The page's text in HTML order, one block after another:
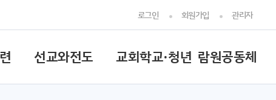
로그인 회원가입 관리자
람원공동체
교회학교·청년
선교와전도